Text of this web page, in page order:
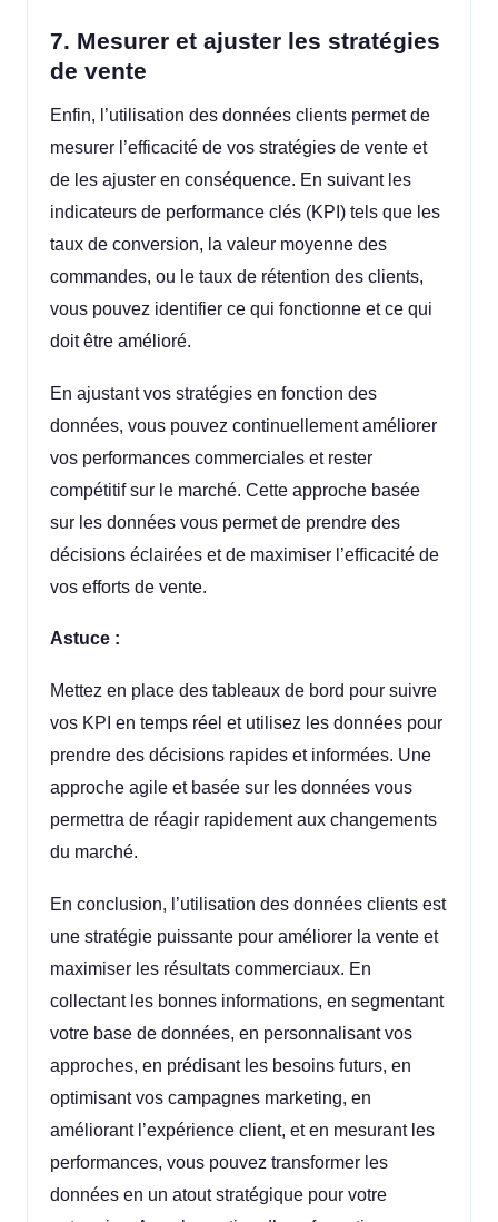
7. Mesurer et ajuster les stratégies
de vente
Enfin, l’utilisation des données clients permet de
mesurer l’efficacité de vos stratégies de vente et
de les ajuster en conséquence. En suivant les
indicateurs de performance clés (KPI) tels que les
taux de conversion, la valeur moyenne des
commandes, ou le taux de rétention des clients,
vous pouvez identifier ce qui fonctionne et ce qui
doit être amélioré.
En ajustant vos stratégies en fonction des
données, vous pouvez continuellement améliorer
vos performances commerciales et rester
compétitif sur le marché. Cette approche basée
sur les données vous permet de prendre des
décisions éclairées et de maximiser l’efficacité de
vos efforts de vente.
Astuce :
Mettez en place des tableaux de bord pour suivre
vos KPI en temps réel et utilisez les données pour
prendre des décisions rapides et informées. Une
approche agile et basée sur les données vous
permettra de réagir rapidement aux changements
du marché.
En conclusion, l’utilisation des données clients est
une stratégie puissante pour améliorer la vente et
maximiser les résultats commerciaux. En
collectant les bonnes informations, en segmentant
votre base de données, en personnalisant vos
approches, en prédisant les besoins futurs, en
optimisant vos campagnes marketing, en
améliorant l’expérience client, et en mesurant les
performances, vous pouvez transformer les
données en un atout stratégique pour votre